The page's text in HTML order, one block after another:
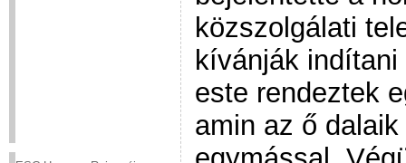
közszolgálati
kívánják
este rendeztek
amin az ő